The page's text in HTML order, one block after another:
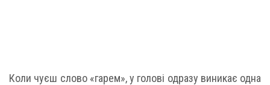
Коли чуєш слово «гарем», у голові одразу виникає одна